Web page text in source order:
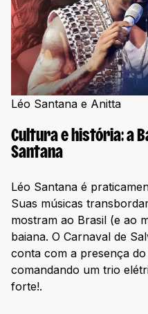
Léo Santana e Anitta
Cultura e história: a
Santana
Léo Santana é
Suas músicas
mostram ao Brasil (e ao
baiana. O Carnaval de
conta com a presença
comandando um trio
forte!.